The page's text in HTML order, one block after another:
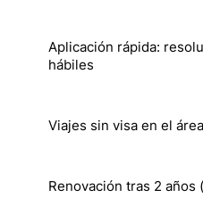
Aplicación rápida:
hábiles
Viajes sin visa en el
Renovación tras 2 años